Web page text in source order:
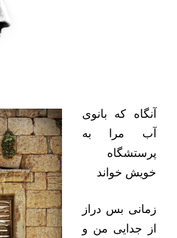
آنگاه که بانوی
آب مرا به
پرستشگاه
خويش خواند
زمانی بس دراز
از جدايی من و